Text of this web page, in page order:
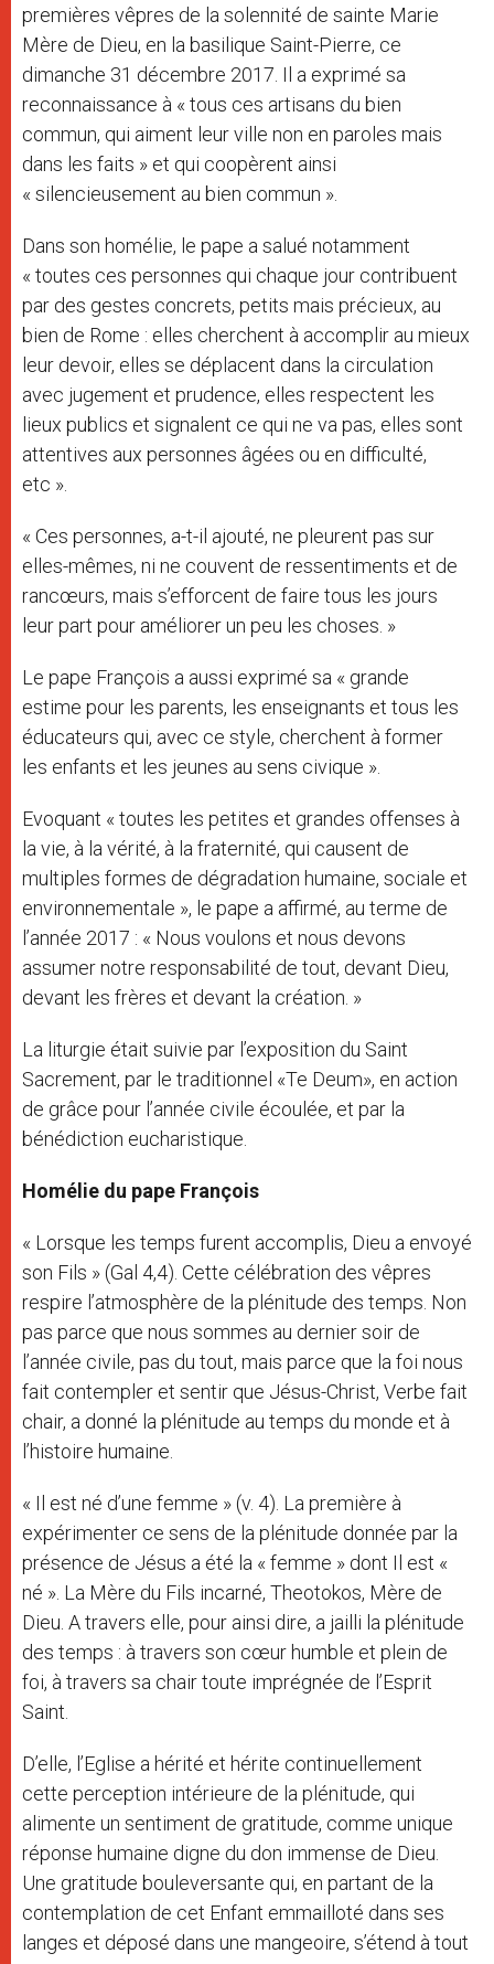
premières vêpres de la solennité de sainte Marie
Mère de Dieu, en la basilique Saint-Pierre, ce
dimanche 31 décembre 2017. Il a exprimé sa
reconnaissance à « tous ces artisans du bien
commun, qui aiment leur ville non en paroles mais
dans les faits » et qui coopèrent ainsi
« silencieusement au bien commun ».
Dans son homélie, le pape a salué notamment
« toutes ces personnes qui chaque jour contribuent
par des gestes concrets, petits mais précieux, au
bien de Rome : elles cherchent à accomplir au mieux
leur devoir, elles se déplacent dans la circulation
avec jugement et prudence, elles respectent les
lieux publics et signalent ce qui ne va pas, elles sont
attentives aux personnes âgées ou en difficulté,
etc ».
« Ces personnes, a-t-il ajouté, ne pleurent pas sur
elles-mêmes, ni ne couvent de ressentiments et de
rancœurs, mais s’efforcent de faire tous les jours
leur part pour améliorer un peu les choses. »
Le pape François a aussi exprimé sa « grande
estime pour les parents, les enseignants et tous les
éducateurs qui, avec ce style, cherchent à former
les enfants et les jeunes au sens civique ».
Evoquant « toutes les petites et grandes offenses à
la vie, à la vérité, à la fraternité, qui causent de
multiples formes de dégradation humaine, sociale et
environnementale », le pape a affirmé, au terme de
l’année 2017 : « Nous voulons et nous devons
assumer notre responsabilité de tout, devant Dieu,
devant les frères et devant la création. »
La liturgie était suivie par l’exposition du Saint
Sacrement, par le traditionnel «Te Deum», en action
de grâce pour l’année civile écoulée, et par la
bénédiction eucharistique.
Homélie du pape François
« Lorsque les temps furent accomplis, Dieu a envoyé
son Fils » (Gal 4,4). Cette célébration des vêpres
respire l’atmosphère de la plénitude des temps. Non
pas parce que nous sommes au dernier soir de
l’année civile, pas du tout, mais parce que la foi nous
fait contempler et sentir que Jésus-Christ, Verbe fait
chair, a donné la plénitude au temps du monde et à
l’histoire humaine.
« Il est né d’une femme » (v. 4). La première à
expérimenter ce sens de la plénitude donnée par la
présence de Jésus a été la « femme » dont Il est «
né ». La Mère du Fils incarné, Theotokos, Mère de
Dieu. A travers elle, pour ainsi dire, a jailli la plénitude
des temps : à travers son cœur humble et plein de
foi, à travers sa chair toute imprégnée de l’Esprit
Saint.
D’elle, l’Eglise a hérité et hérite continuellement
cette perception intérieure de la plénitude, qui
alimente un sentiment de gratitude, comme unique
réponse humaine digne du don immense de Dieu.
Une gratitude bouleversante qui, en partant de la
contemplation de cet Enfant emmailloté dans ses
langes et déposé dans une mangeoire, s’étend à tout